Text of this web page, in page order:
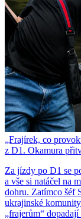
„Frajírek, co
z D1. Okamura
Za jízdy po D1 se
a vše si natáčel na
dohru. Zatímco šéf
ukrajinské
„frajerům“